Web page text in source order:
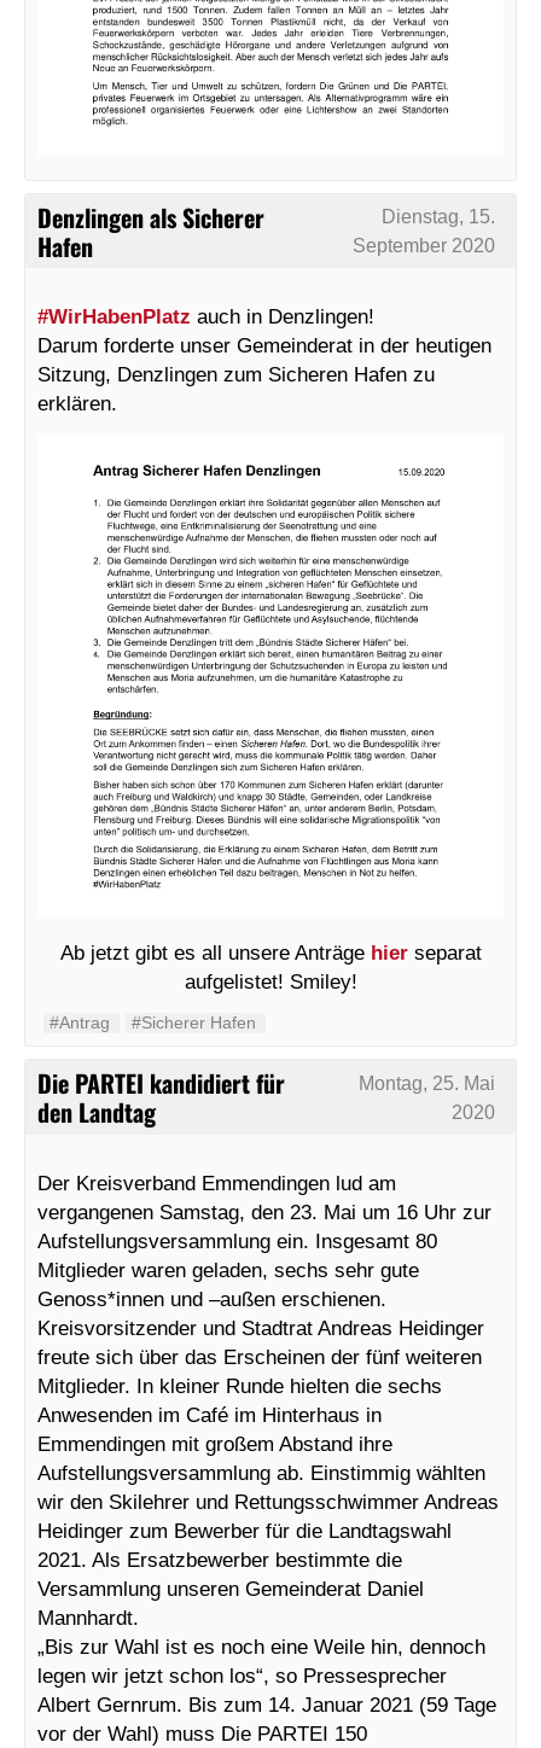
Denzlingen als Sicherer
Hafen
Dienstag, 15.
September 2020
#WirHabenPlatz auch in Denzlingen!
Darum forderte unser Gemeinderat in der heutigen
Sitzung, Denzlingen zum Sicheren Hafen zu
erklären.
Ab jetzt gibt es all unsere Anträge hierseparat
aufgelistet! Smiley!
#Antrag #Sicherer Hafen
Die PARTEI kandidiert für
den Landtag
Montag, 25. Mai
2020
Der Kreisverband Emmendingen lud am
vergangenen Samstag, den 23. Mai um 16 Uhr zur
Aufstellungsversammlung ein. Insgesamt 80
Mitglieder waren geladen, sechs sehr gute
Genoss*innen und –außen erschienen.
Kreisvorsitzender und Stadtrat Andreas Heidinger
freute sich über das Erscheinen der fünf weiteren
Mitglieder. In kleiner Runde hielten die sechs
Anwesenden im Café im Hinterhaus in
Emmendingen mit großem Abstand ihre
Aufstellungsversammlung ab. Einstimmig wählten
wir den Skilehrer und Rettungsschwimmer Andreas
Heidinger zum Bewerber für die Landtagswahl
2021. Als Ersatzbewerber bestimmte die
Versammlung unseren Gemeinderat Daniel
Mannhardt.
„Bis zur Wahl ist es noch eine Weile hin, dennoch
legen wir jetzt schon los“, so Pressesprecher
Albert Gernrum. Bis zum 14. Januar 2021 (59 Tage
vor der Wahl) muss Die PARTEI 150